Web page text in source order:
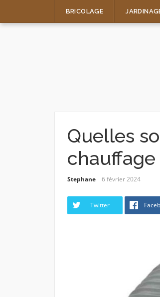
BRICOLAGE
Quelles
chauffage
Stephane 6 février 2024
Twitter